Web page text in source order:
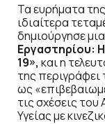
Τα ευρήματα
ιδιαίτερα
δημιούργησε
Εργαστηρίου:
19», και η
της
ως
τις σχέσεις του
Υγείας με